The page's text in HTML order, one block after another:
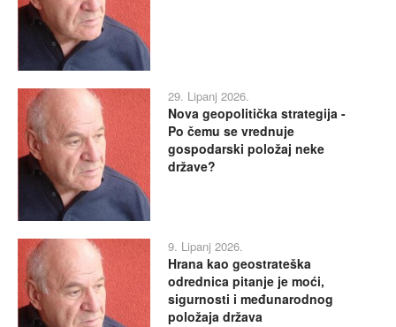
29. Lipanj 2026.
Nova geopolitička strategija -
Po čemu se vrednuje
gospodarski položaj neke
države?
9. Lipanj 2026.
Hrana kao geostrateška
odrednica pitanje je moći,
sigurnosti i međunarodnog
položaja država